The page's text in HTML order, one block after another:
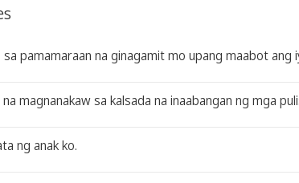
pamamaraan na ginagamit mo upang maabot ang
magnanakaw sa kalsada na inaabangan ng mga
ng anak ko.